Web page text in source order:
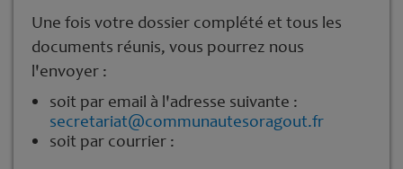
Une fois votre dossier complété et tous les
documents réunis, vous pourrez nous
l'envoyer :
soit par email à l'adresse suivante :
secretariat@communautesoragout.fr
soit par courrier :